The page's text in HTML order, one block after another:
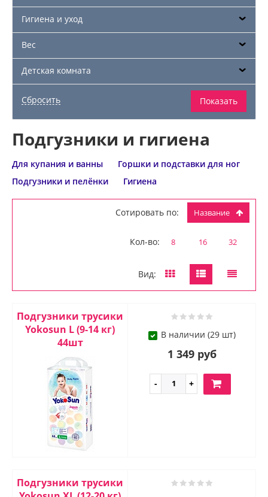
Гигиена и уход
Вес
Детская комната
Подгузники и гигиена
Для купания и ванны
Горшки и подставки для ног
Подгузники и пелёнки
Гигиена
Сотировать по: Название
Кол-во: 8 16 32
Вид:
Подгузники трусики
Yokosun L (9-14 кг)
44шт
В наличии (29 шт)
1 349 руб
Подгузники трусики